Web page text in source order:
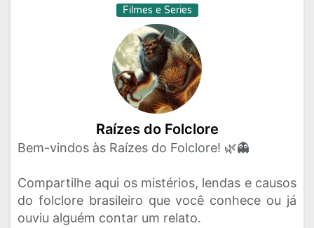
Filmes e Series
Raízes do Folclore
Bem-vindos às Raízes do Folclore! 🌿👻
Compartilhe aqui os mistérios, lendas e causos
do folclore brasileiro que você conhece ou já
ouviu alguém contar um relato.